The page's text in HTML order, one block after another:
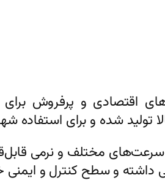
اقتصادی و پرفروش
شده و برای استفاده
سرعت‌های مختلف و نرمی
و سطح کنترل و ایمنی